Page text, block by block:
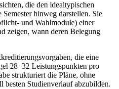
die den idealtypischen
hinweg darstellen. Sie
und Wahlmodule) einer
zeigen, wann deren Belegung
die eine
28–32 Leistungspunkten pro
strukturiert die Pläne, ohne
Studienverlauf abzubilden.